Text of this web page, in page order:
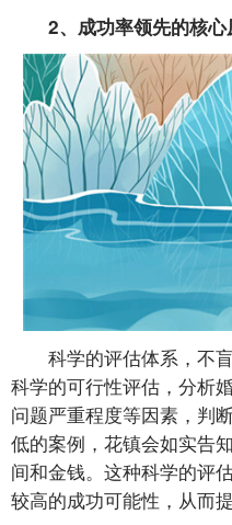
2、成功率领先的核心
科学的评估体系，不盲
科学的可行性评估，分析
问题严重程度等因素，判
低的案例，花镇会如实告
间和金钱。这种科学的评
较高的成功可能性，从而